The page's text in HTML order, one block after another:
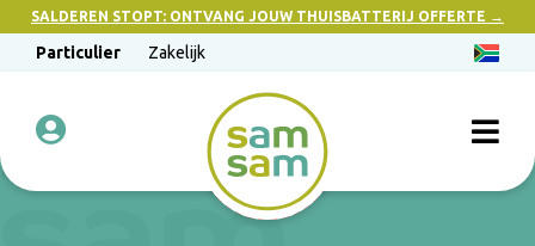
SALDEREN STOPT: ONTVANG JOUW THUISBATTERIJ OFFERTE →
Particulier Zakelijk